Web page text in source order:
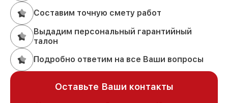
Составим точную смету работ
Выдадим персональный гарантийный
талон
Подробно ответим на все Ваши вопросы
Оставьте Ваши контакты